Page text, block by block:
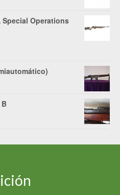
Special Operations